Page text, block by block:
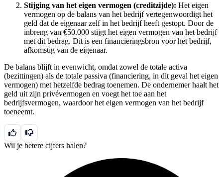
Stijging van het eigen vermogen (creditzijde): Het eigen
vermogen op de balans van het bedrijf vertegenwoordigt het
geld dat de eigenaar zelf in het bedrijf heeft gestopt. Door de
inbreng van €50.000 stijgt het eigen vermogen van het bedrijf
met dit bedrag. Dit is een financieringsbron voor het bedrijf,
afkomstig van de eigenaar.
De balans blijft in evenwicht, omdat zowel de totale activa
(bezittingen) als de totale passiva (financiering, in dit geval het eigen
vermogen) met hetzelfde bedrag toenemen. De ondernemer haalt het
geld uit zijn privévermogen en voegt het toe aan het
bedrijfsvermogen, waardoor het eigen vermogen van het bedrijf
toeneemt.
Wil je betere cijfers halen?